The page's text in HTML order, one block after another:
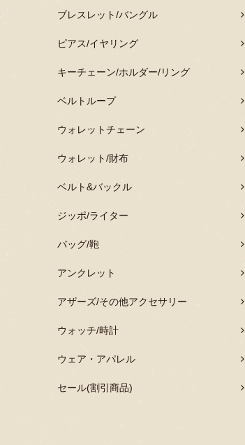
ブレスレット/バングル
ピアス/イヤリング
キーチェーン/ホルダー/リング
ベルトループ
ウォレットチェーン
ウォレット/財布
ベルト&バックル
ジッポ/ライター
バッグ/鞄
アンクレット
アザーズ/その他アクセサリー
ウォッチ/時計
ウェア・アパレル
セール(割引商品)